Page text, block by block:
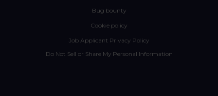
Bug bounty
Cookie policy
Job Applicant Privacy Policy
Do Not Sell or Share My Personal Information